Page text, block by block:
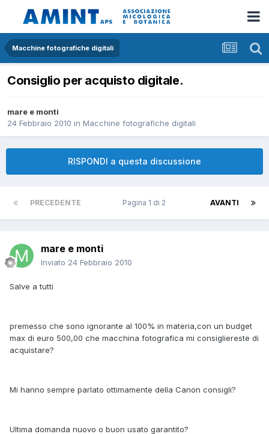
Macchine fotografiche digitali
Consiglio per acquisto digitale.
mare e monti
24 Febbraio 2010 in Macchine fotografiche digitali
RISPONDI a questa discussione
PRECEDENTE AVANTI
Pagina 1 di 2
mare e monti
Inviato 24 Febbraio 2010
Salve a tutti
premesso che sono ignorante al 100% in materia,con un budget
max di euro 500,00 che macchina fotografica mi consigliereste di
acquistare?
Mi hanno sempre parlato ottimamente della Canon consigli?
Ultima domanda nuovo o buon usato garantito?